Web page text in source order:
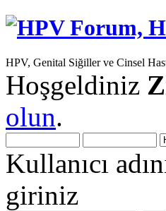
HPV, Genital Siğiller ve Cinsel
Hoşgeldiniz
olun.
Kullanıcı
giriniz